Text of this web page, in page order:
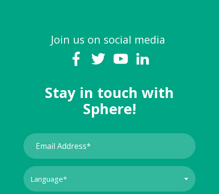
Join us on social media
Stay in touch with
Sphere!